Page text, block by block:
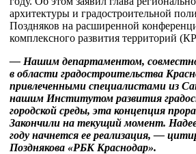
архитектуры и градостроительной
Поздняков на расширенной
комплексного развития территорий
— Нашим департаментом,
в области градостроительства
привлеченными специалистами из
нашим Институтом развития
городской среды, эта концепция
Закончили на текущий момент.
году начнется ее реализация, —
Позднякова «РБК Краснодар».